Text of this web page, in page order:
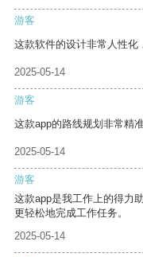
游客
这款软件的设计非常人性化
2025-05-14
游客
这款app的路线规划非常精
2025-05-14
游客
这款app是我工作上的得力
更轻松地完成工作任务。
2025-05-14